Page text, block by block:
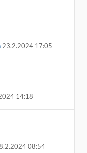
23.2.2024 17:05
14:18
08:54